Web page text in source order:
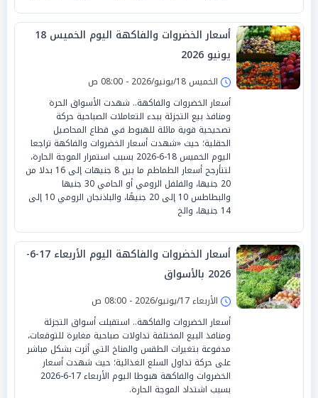
أسعار الخضروات والفاكهة اليوم الخميس 18
يونيو 2026
الخميس 18/يونيو/2026 - 08:00 ص
أسعار الخضروات والفاكهة.. شهدت الأسواق الحرة
ومنافذ بيع التجزئة ببدء التعاملات الصباحية حركة
تصحيحية قوية مائلة للهبوط في قطاع المحاصيل
الحقلية؛ حيث «شهدت أسعار الخضروات والفاكهة تراجعا
اليوم الخميس 18-6-2026 بسبب استمرار الموجة الحارة،
لتتأرجح أسعار الطماطم ما بين 8 جنيهات إلى 16 بدلا من
20 جنيها، والفلفل الرومي أو الحامي 30 جنيها
والبطاطس 10 إلى 20 جنيهًا، والباذنجان الرومي 10 إلى
14 جنيها، والخ
أسعار الخضروات والفاكهة اليوم الأربعاء 17-6-
2026 بالأسواق
الأربعاء 17/يونيو/2026 - 08:00 ص
أسعار الخضروات والفاكهة.. استقبلت أسواق التجزئة
ومنافذ البيع المختلفة تداولات صباحية مغايرة للتوقعات،
مدفوعة بتغيرات الطقس والمناخ التي أثرت بشكل مباشر
على حركة تداول السلع الغذائية؛ حيث شهدت أسعار
الخضروات والفاكهة هبوطا اليوم الأربعاء 17-6-2026
بسبب اشتداد الموجة الحارة.